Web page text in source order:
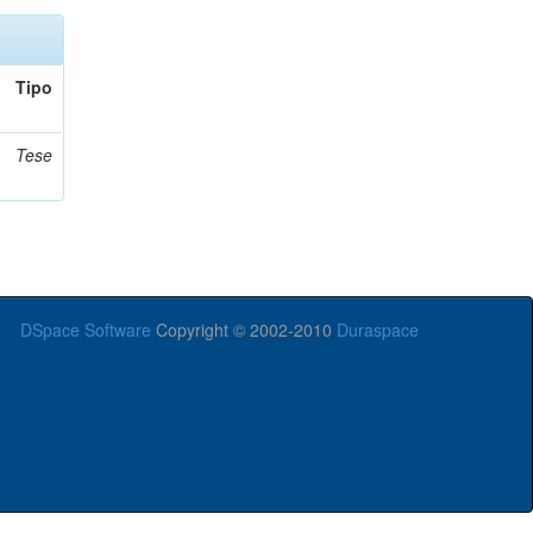
Tipo
Tese
DSpace Software Copyright © 2002-2010 Duraspace